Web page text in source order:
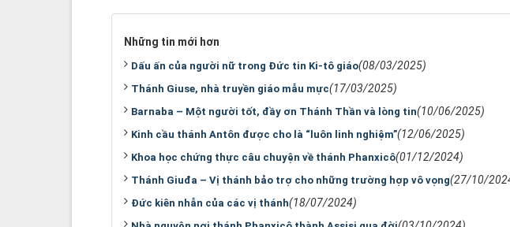
Những tin mới hơn
Dấu ấn của người nữ trong Đức tin Ki-tô giáo(08/03/2025)
Thánh Giuse, nhà truyền giáo mẫu mực(17/03/2025)
Barnaba – Một người tốt, đầy ơn Thánh Thần và lòng tin(10/06/2025)
Kinh cầu thánh Antôn được cho là “luôn linh nghiệm”(12/06/2025)
Khoa học chứng thực câu chuyện về thánh Phanxicô(01/12/2024)
Thánh Giuđa – Vị thánh bảo trợ cho những trường hợp vô vọng(27/10/
Đức kiên nhẫn của các vị thánh(18/07/2024)